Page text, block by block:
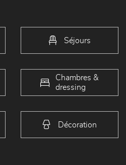
Séjours
Chambres &
dressing
Décoration